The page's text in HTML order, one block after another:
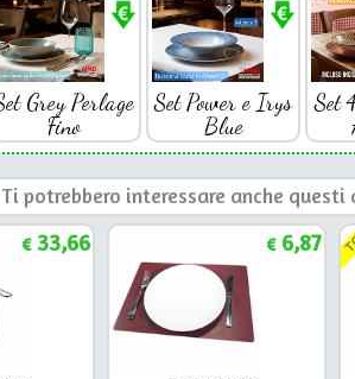
Grey Perlage
Fino
Set Power e Irys
Blue
Set
Ti potrebbero interessare anche questi
€33,66 €6,87